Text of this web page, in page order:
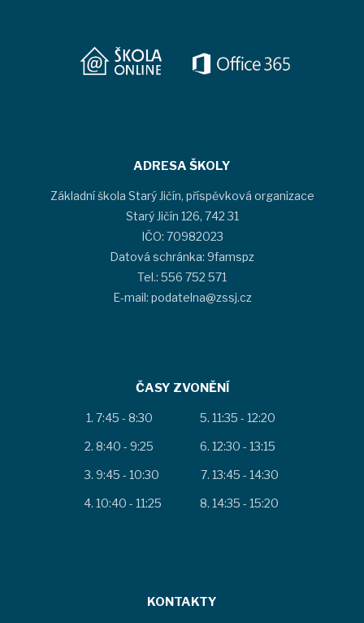
ADRESA ŠKOLY
Základní škola Starý Jičín, příspěvková organizace
Starý Jičín 126, 742 31
IČO: 70982023
Datová schránka: 9famspz
Tel.: 556 752 571
E-mail: podatelna@zssj.cz
ČASY ZVONĚNÍ
7:45 - 8:30
8:40 - 9:25
9:45 - 10:30
10:40 - 11:25
11:35 - 12:20
12:30 - 13:15
13:45 - 14:30
14:35 - 15:20
KONTAKTY